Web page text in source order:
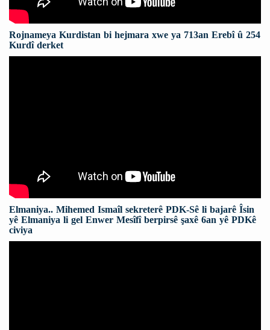
Rojnameya Kurdistan bi hejmara xwe ya 713an Erebî û 254
Kurdî derket
Elmaniya.. Mihemed Ismaîl sekreterê PDK-Sê li bajarê Îsin
yê Elmaniya li gel Enwer Mesîfî berpirsê şaxê 6an yê PDKê
civiya